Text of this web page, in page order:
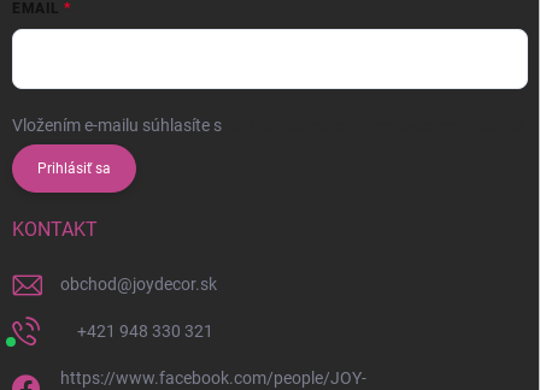
EMAIL
Vložením e-mailu súhlasíte s
Prihlásiť sa
KONTAKT
obchod@joydecor.sk
+421 948 330 321
https://www.facebook.com/people/JOY-